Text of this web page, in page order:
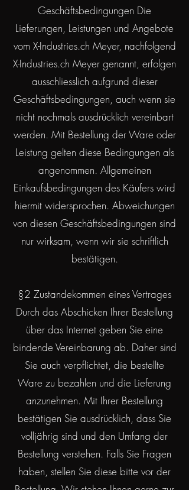
Geschäftsbedingungen Die
Lieferungen, Leistungen und Angebote
vom X-Industries.ch Meyer, nachfolgend
X-Industries.ch Meyer genannt, erfolgen
ausschliesslich aufgrund dieser
Geschäftsbedingungen, auch wenn sie
nicht nochmals ausdrücklich vereinbart
werden. Mit Bestellung der Ware oder
Leistung gelten diese Bedingungen als
angenommen. Allgemeinen
Einkaufsbedingungen des Käufers wird
hiermit widersprochen. Abweichungen
von diesen Geschäftsbedingungen sind
nur wirksam, wenn wir sie schriftlich
bestätigen.
§2 Zustandekommen eines Vertrages
Durch das Abschicken Ihrer Bestellung
über das Internet geben Sie eine
bindende Vereinbarung ab. Daher sind
Sie auch verpflichtet, die bestellte
Ware zu bezahlen und die Lieferung
anzunehmen. Mit Ihrer Bestellung
bestätigen Sie ausdrücklich, dass Sie
volljährig sind und den Umfang der
Bestellung verstehen. Falls Sie Fragen
haben, stellen Sie diese bitte vor der